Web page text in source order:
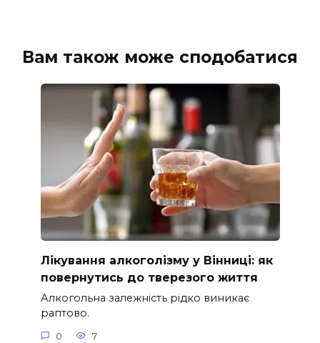
Вам також може сподобатися
Лікування алкоголізму у Вінниці: як
повернутись до тверезого життя
Алкогольна залежність рідко виникає
раптово.
0 7